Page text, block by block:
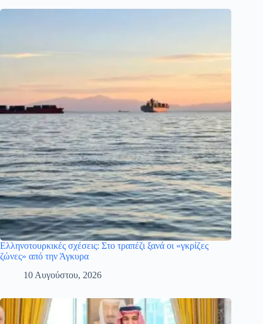
Ελληνοτουρκικές σχέσεις: Στο τραπέζι ξανά οι «γκρίζες
ζώνες» από την Άγκυρα
10 Αυγούστου, 2026